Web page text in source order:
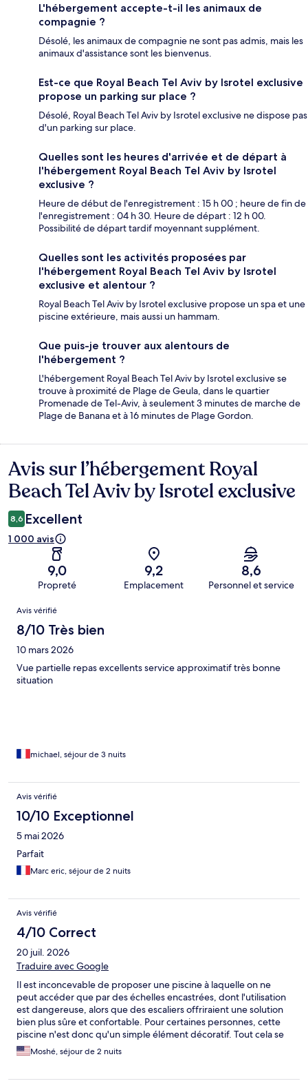
L'hébergement accepte-t-il les animaux de
compagnie ?
Désolé, les animaux de compagnie ne sont pas admis, mais les
animaux d'assistance sont les bienvenus.
Est-ce que Royal Beach Tel Aviv by Isrotel exclusive
propose un parking sur place ?
Désolé, Royal Beach Tel Aviv by Isrotel exclusive ne dispose pas
d'un parking sur place.
Quelles sont les heures d'arrivée et de départ à
l'hébergement Royal Beach Tel Aviv by Isrotel
exclusive ?
Heure de début de l'enregistrement : 15 h 00 ; heure de fin de
l'enregistrement : 04 h 30. Heure de départ : 12 h 00.
Possibilité de départ tardif moyennant supplément.
Quelles sont les activités proposées par
l'hébergement Royal Beach Tel Aviv by Isrotel
exclusive et alentour ?
Royal Beach Tel Aviv by Isrotel exclusive propose un spa et une
piscine extérieure, mais aussi un hammam.
Que puis-je trouver aux alentours de
l'hébergement ?
L'hébergement Royal Beach Tel Aviv by Isrotel exclusive se
trouve à proximité de Plage de Geula, dans le quartier
Promenade de Tel-Aviv, à seulement 3 minutes de marche de
Plage de Banana et à 16 minutes de Plage Gordon.
Avis
Avis sur l’hébergement Royal
Beach Tel Aviv by Isrotel exclusive
8,6 Excellent
1 000 avis
9,0
Propreté
9,2
Emplacement
8,6
Personnel et service
Avis
Avis vérifié
8/10 Très bien
10 mars 2026
Vue partielle repas excellents service approximatif très bonne
situation
michael, séjour de 3 nuits
Avis vérifié
10/10 Exceptionnel
5 mai 2026
Parfait
Marc eric, séjour de 2 nuits
Avis vérifié
4/10 Correct
20 juil. 2026
Traduire avec Google
Il est inconcevable de proposer une piscine à laquelle on ne
peut accéder que par des échelles encastrées, dont l'utilisation
est dangereuse, alors que des escaliers offriraient une solution
bien plus sûre et confortable. Pour certaines personnes, cette
piscine n'est donc qu'un simple élément décoratif. Tout cela se
fait dans le parfait désintérêt d'une direction qui accepte sans
broncher ce grave défaut de conception, lequel affecte
en aluminium ne dépasserait pas 5000 Nis
Moshé, séjour de 2 nuits